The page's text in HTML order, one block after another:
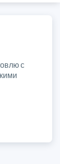
с